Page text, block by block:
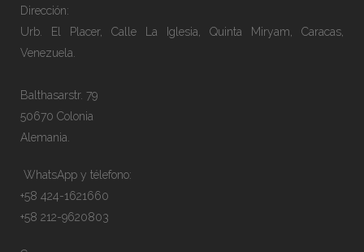
Dirección:
Urb. El Placer, Calle La Iglesia, Quinta Miryam, Caracas,
Venezuela.
Balthasarstr. 79
50670 Colonia
Alemania.
WhatsApp y télefono:
+58 424-1621660
+58 212-9620803